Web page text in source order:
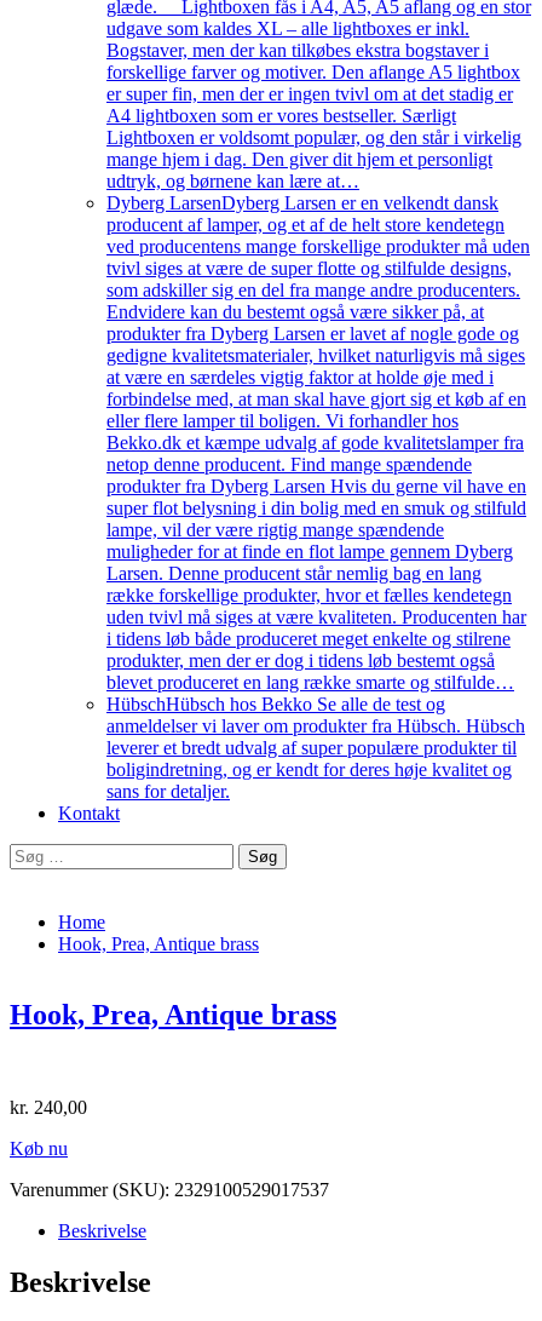
glæde. Lightboxen fås i A4, A5, A5 aflang og en stor
udgave som kaldes XL – alle lightboxes er inkl.
Bogstaver, men der kan tilkøbes ekstra bogstaver i
forskellige farver og motiver. Den aflange A5 lightbox
er super fin, men der er ingen tvivl om at det stadig er
A4 lightboxen som er vores bestseller. Særligt
Lightboxen er voldsomt populær, og den står i virkelig
mange hjem i dag. Den giver dit hjem et personligt
udtryk, og børnene kan lære at…
Dyberg LarsenDyberg Larsen er en velkendt dansk
producent af lamper, og et af de helt store kendetegn
ved producentens mange forskellige produkter må uden
tvivl siges at være de super flotte og stilfulde designs,
som adskiller sig en del fra mange andre producenters.
Endvidere kan du bestemt også være sikker på, at
produkter fra Dyberg Larsen er lavet af nogle gode og
gedigne kvalitetsmaterialer, hvilket naturligvis må siges
at være en særdeles vigtig faktor at holde øje med i
forbindelse med, at man skal have gjort sig et køb af en
eller flere lamper til boligen. Vi forhandler hos
Bekko.dk et kæmpe udvalg af gode kvalitetslamper fra
netop denne producent. Find mange spændende
produkter fra Dyberg Larsen Hvis du gerne vil have en
super flot belysning i din bolig med en smuk og stilfuld
lampe, vil der være rigtig mange spændende
muligheder for at finde en flot lampe gennem Dyberg
Larsen. Denne producent står nemlig bag en lang
række forskellige produkter, hvor et fælles kendetegn
uden tvivl må siges at være kvaliteten. Producenten har
i tidens løb både produceret meget enkelte og stilrene
produkter, men der er dog i tidens løb bestemt også
blevet produceret en lang række smarte og stilfulde…
HübschHübsch hos Bekko Se alle de test og
anmeldelser vi laver om produkter fra Hübsch. Hübsch
leverer et bredt udvalg af super populære produkter til
boligindretning, og er kendt for deres høje kvalitet og
sans for detaljer.
Kontakt
Home
Hook, Prea, Antique brass
Hook, Prea, Antique brass
kr. 240,00
Køb nu
Varenummer (SKU): 2329100529017537
Beskrivelse
Beskrivelse